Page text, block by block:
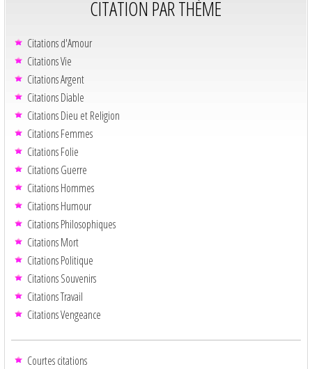
CITATION PAR THÈME
Citations d'Amour
Citations Vie
Citations Argent
Citations Diable
Citations Dieu et Religion
Citations Femmes
Citations Folie
Citations Guerre
Citations Hommes
Citations Humour
Citations Philosophiques
Citations Mort
Citations Politique
Citations Souvenirs
Citations Travail
Citations Vengeance
Courtes citations